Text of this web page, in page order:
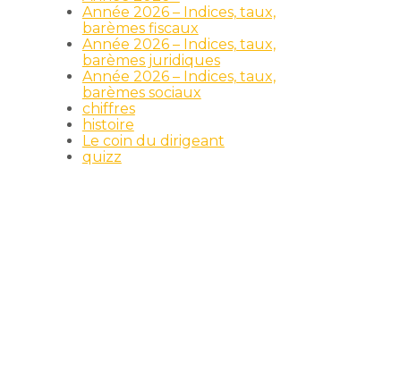
Année 2026 – Indices, taux,
barèmes fiscaux
Année 2026 – Indices, taux,
barèmes juridiques
Année 2026 – Indices, taux,
barèmes sociaux
chiffres
histoire
Le coin du dirigeant
quizz